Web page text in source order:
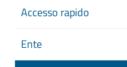
Accesso rapido
Ente